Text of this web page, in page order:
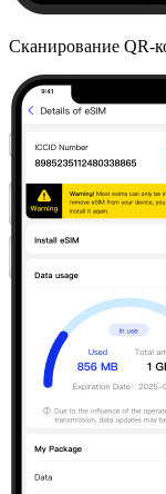
Сканирование QR-